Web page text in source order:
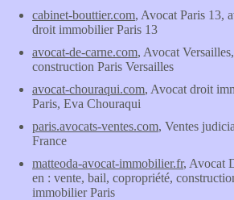
cabinet-bouttier.com, Avocat Paris 13,
droit immobilier Paris 13
avocat-de-carne.com, Avocat
construction Paris Versailles
avocat-chouraqui.com, Avocat droit
Paris, Eva Chouraqui
paris.avocats-ventes.com, Ventes
France
matteoda-avocat-immobilier.fr, Avocat
en : vente, bail, copropriété,
immobilier Paris